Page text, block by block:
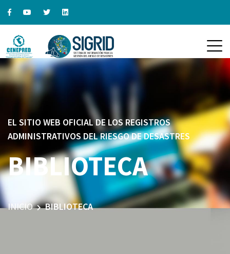
EL SITIO WEB OFICIAL DE LOS REGISTROS
ADMINISTRATIVOS DEL RIESGO DE DESASTRES
BIBLIOTECA
INICIO BIBLIOTECA